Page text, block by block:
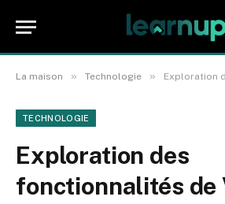
La maison » Technologie » Exploration des fonctionnalités de
TECHNOLOGIE
Exploration des
fonctionnalités de